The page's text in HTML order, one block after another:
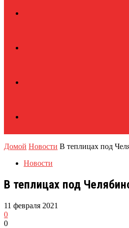
Домой Новости В теплицах под
Новости
В теплицах под
11 февраля 2021
0
0